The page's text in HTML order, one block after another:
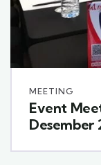
MEETING
Event
Desember